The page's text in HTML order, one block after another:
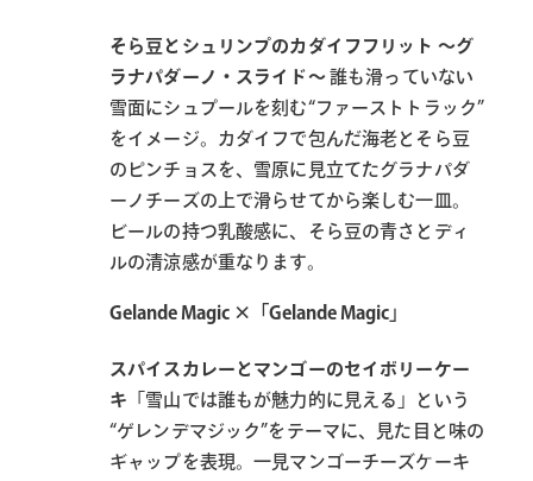
そら豆とシュリンプのカダイフフリット 〜グ
ラナパダーノ・スライド〜誰も滑っていない
雪面にシュプールを刻む“ファーストトラック”
をイメージ。カダイフで包んだ海老とそら豆
のピンチョスを、雪原に見立てたグラナパダ
ーノチーズの上で滑らせてから楽しむ一皿。
ビールの持つ乳酸感に、そら豆の青さとディ
ルの清涼感が重なります。
Gelande Magic ×「Gelande Magic」
スパイスカレーとマンゴーのセイボリーケー
キ 「雪山では誰もが魅力的に見える」という
“ゲレンデマジック”をテーマに、見た目と味の
ギャップを表現。一見マンゴーチーズケーキ